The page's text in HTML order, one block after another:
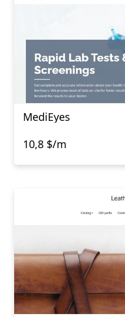
MediEyes
10,8 $/m